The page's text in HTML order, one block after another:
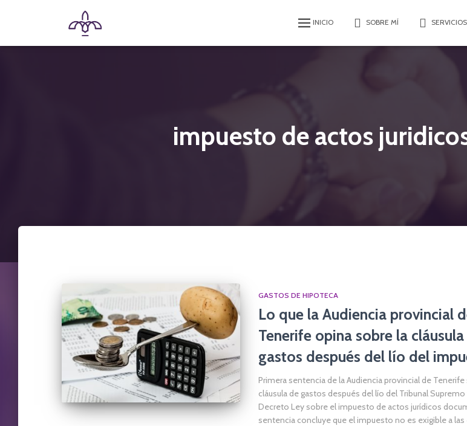
INICIO SOBRE MÍ SERVICIOS
impuesto de actos
GASTOS DE HIPOTECA
Lo que la Audiencia provincial
Tenerife opina sobre la
gastos después del lío del
Primera sentencia de la Audiencia provincial de
cláusula de gastos después del lío del Tribunal Supremo
Decreto Ley sobre el impuesto de actos jurídicos
sentencia concluye que el impuesto no es exigible a